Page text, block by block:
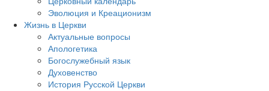
Эволюция и Креационизм
Жизнь в Церкви
Актуальные вопросы
Апологетика
Богослужебный язык
Духовенство
История Русской Церкви